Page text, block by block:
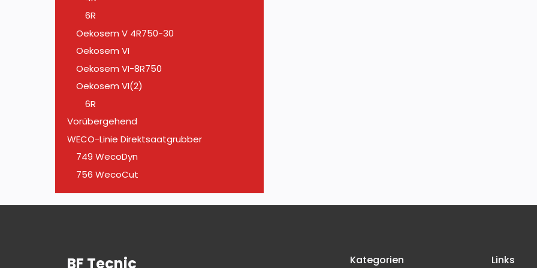
6R
Oekosem V 4R750-30
Oekosem VI
Oekosem VI-8R750
Oekosem VI(2)
6R
Vorübergehend
WECO-Linie Direktsaatgrubber
749 WecoDyn
756 WecoCut
BF Tecnic Kategorien Links